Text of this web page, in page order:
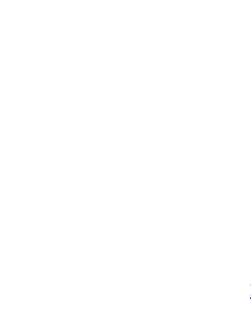
Eleição de 2026